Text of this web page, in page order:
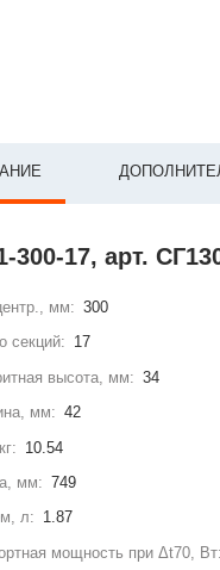
300-17, арт.
мм: 300
секций:
17
высота, мм: 34
мм: 42
10.54
мм: 749
л: 1.87
мощность при Δt70, Вт: